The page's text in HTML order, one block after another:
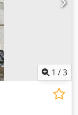
1 /3